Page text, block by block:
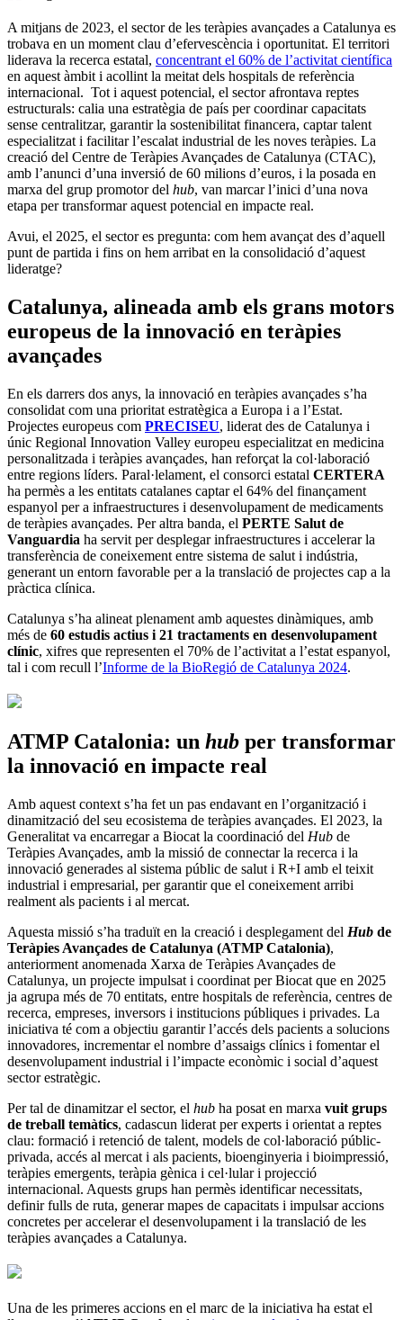
A mitjans de 2023, el sector de les teràpies avançades a Catalunya es
trobava en un moment clau d’efervescència i oportunitat. El territori
liderava la recerca estatal, concentrant el 60% de l’activitat científica
en aquest àmbit i acollint la meitat dels hospitals de referència
internacional. Tot i aquest potencial, el sector afrontava reptes
estructurals: calia una estratègia de país per coordinar capacitats
sense centralitzar, garantir la sostenibilitat financera, captar talent
especialitzat i facilitar l’escalat industrial de les noves teràpies. La
creació del Centre de Teràpies Avançades de Catalunya (CTAC),
amb l’anunci d’una inversió de 60 milions d’euros, i la posada en
marxa del grup promotor del hub, van marcar l’inici d’una nova
etapa per transformar aquest potencial en impacte real.
Avui, el 2025, el sector es pregunta: com hem avançat des d’aquell
punt de partida i fins on hem arribat en la consolidació d’aquest
lideratge?
Catalunya, alineada amb els grans motors
europeus de la innovació en teràpies
avançades
En els darrers dos anys, la innovació en teràpies avançades s’ha
consolidat com una prioritat estratègica a Europa i a l’Estat.
Projectes europeus com PRECISEU, liderat des de Catalunya i
únic Regional Innovation Valley europeu especialitzat en medicina
personalitzada i teràpies avançades, han reforçat la col·laboració
entre regions líders. Paral·lelament, el consorci estatal CERTERA
ha permès a les entitats catalanes captar el 64% del finançament
espanyol per a infraestructures i desenvolupament de medicaments
de teràpies avançades. Per altra banda, el PERTE Salut de
Vanguardia ha servit per desplegar infraestructures i accelerar la
transferència de coneixement entre sistema de salut i indústria,
generant un entorn favorable per a la translació de projectes cap a la
pràctica clínica.
Catalunya s’ha alineat plenament amb aquestes dinàmiques, amb
més de 60 estudis actius i 21 tractaments en desenvolupament
clínic, xifres que representen el 70% de l’activitat a l’estat espanyol,
tal i com recull l’Informe de la BioRegió de Catalunya 2024.
ATMP Catalonia: un hub per transformar
la innovació en impacte real
Amb aquest context s’ha fet un pas endavant en l’organització i
dinamització del seu ecosistema de teràpies avançades. El 2023, la
Generalitat va encarregar a Biocat la coordinació del Hub de
Teràpies Avançades, amb la missió de connectar la recerca i la
innovació generades al sistema públic de salut i R+I amb el teixit
industrial i empresarial, per garantir que el coneixement arribi
realment als pacients i al mercat.
Aquesta missió s’ha traduït en la creació i desplegament del Hub de
Teràpies Avançades de Catalunya (ATMP Catalonia),
anteriorment anomenada Xarxa de Teràpies Avançades de
Catalunya, un projecte impulsat i coordinat per Biocat que en 2025
ja agrupa més de 70 entitats, entre hospitals de referència, centres de
recerca, empreses, inversors i institucions públiques i privades. La
iniciativa té com a objectiu garantir l’accés dels pacients a solucions
innovadores, incrementar el nombre d’assaigs clínics i fomentar el
desenvolupament industrial i l’impacte econòmic i social d’aquest
sector estratègic.
Per tal de dinamitzar el sector, el hub ha posat en marxa vuit grups
de treball temàtics, cadascun liderat per experts i orientat a reptes
clau: formació i retenció de talent, models de col·laboració públic-
privada, accés al mercat i als pacients, bioenginyeria i bioimpressió,
teràpies emergents, teràpia gènica i cel·lular i projecció
internacional. Aquests grups han permès identificar necessitats,
definir fulls de ruta, generar mapes de capacitats i impulsar accions
concretes per accelerar el desenvolupament i la translació de les
teràpies avançades a Catalunya.
Una de les primeres accions en el marc de la iniciativa ha estat el